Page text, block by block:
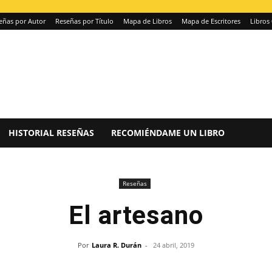
por Autor Reseñas por Título Mapa de Libros Mapa de Escritores Libros
HISTORIAL RESEÑAS RECOMIÉNDAME UN LIBRO
Reseñas
El artesano
Por Laura R. Durán - 24 abril, 2019